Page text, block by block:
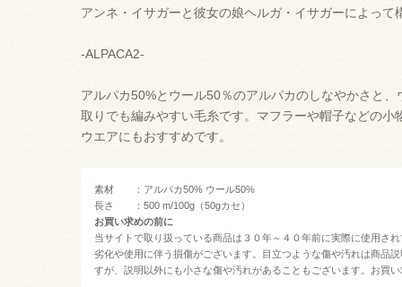
アンネ・イサガーと彼女の娘ヘルガ・イサガーによって
-ALPACA2-
アルパカ50%とウール50％のアルパカのしなやかさと
取りでも編みやすい毛糸です。マフラーや帽子などの
ウエアにもおすすめです。
素材 ：アルパカ50% ウール50%
長さ ：500 m/100g（50gカセ）
お買い求めの前に
当サイトで取り扱っている商品は３０年～４０年前に実際に使用さ
劣化や使用に伴う損傷がございます。目立つような傷や汚れは商品
すが、説明以外にも小さな傷や汚れがあることもございます。お買